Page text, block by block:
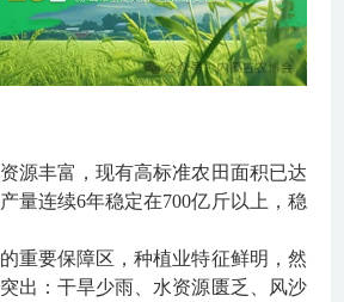
源丰富，现有高标准农田面积已达
量连续6年稳定在700亿斤以上，稳
重要保障区，种植业特征鲜明，然
出： 干旱少雨、水资源匮乏、风沙